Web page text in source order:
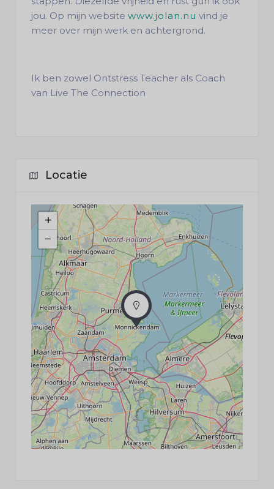
jou. Op mijn website www.jolan.nu vind je
meer over mijn werk en achtergrond.
Ik ben zowel Ontstress Teacher als Coach
van Live The Connection
Locatie
+
−